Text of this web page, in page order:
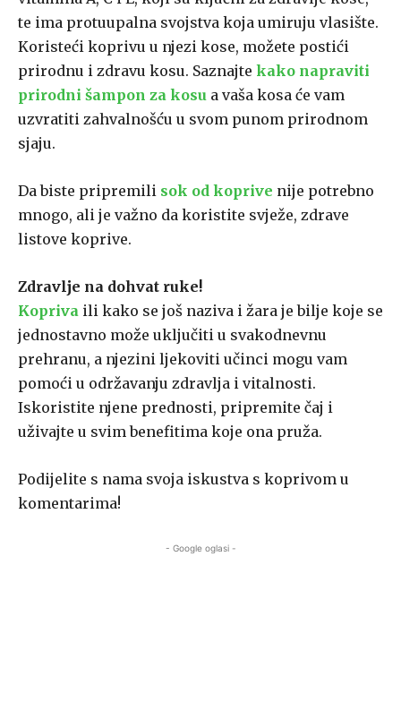
te ima protuupalna svojstva koja umiruju vlasište.
Koristeći koprivu u njezi kose, možete postići
prirodnu i zdravu kosu. Saznajte kako napraviti
prirodni šampon za kosu a vaša kosa će vam
uzvratiti zahvalnošću u svom punom prirodnom
sjaju.
Da biste pripremili sok od koprive nije potrebno
mnogo, ali je važno da koristite svježe, zdrave
listove koprive.
Zdravlje na dohvat ruke!
Kopriva ili kako se još naziva i žara je bilje koje se
jednostavno može uključiti u svakodnevnu
prehranu, a njezini ljekoviti učinci mogu vam
pomoći u održavanju zdravlja i vitalnosti.
Iskoristite njene prednosti, pripremite čaj i
uživajte u svim benefitima koje ona pruža.
Podijelite s nama svoja iskustva s koprivom u
komentarima!
- Google oglasi -